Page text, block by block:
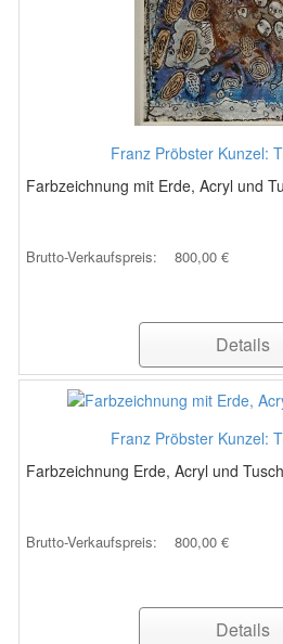
Franz Pröbster Kunzel:
Farbzeichnung mit Erde, Acryl und
Brutto-Verkaufspreis: 800,00 €
Details
Franz Pröbster Kunzel:
Farbzeichnung Erde, Acryl und
Brutto-Verkaufspreis: 800,00 €
Details